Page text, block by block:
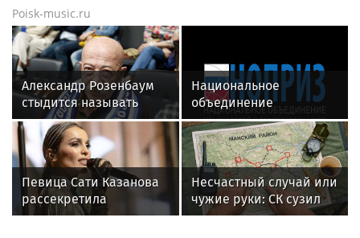
Poisk-music.ru
Александр Розенбаум
стыдится называть
себя звездой
Национальное
объединение
изыскателей и
проектировщиков
объявляет о приеме
заявок на XI
Международный
профессиональный
Певица Сати Казанова
рассекретила
«безгрешное, чистое,
Несчастный случай или
чужие руки: СК сузил
загадку Усольцевых до